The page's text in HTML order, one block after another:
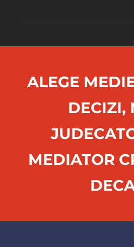
DECIZI,
MEDIATOR